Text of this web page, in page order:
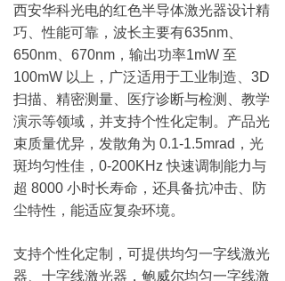
西安华科光电的红色半导体激光器设计精
巧、性能可靠，波长主要有635nm、
650nm、670nm，输出功率1mW 至
100mW 以上，广泛适用于工业制造、3D
扫描、精密测量、医疗诊断与检测、教学
演示等领域，并支持个性化定制。产品光
束质量优异，发散角为 0.1-1.5mrad，光
斑均匀性佳，0-200KHz 快速调制能力与
超 8000 小时长寿命，还具备抗冲击、防
尘特性，能适应复杂环境。​
支持个性化定制，可提供均匀一字线激光
器、十字线激光器，鲍威尔均匀一字线激